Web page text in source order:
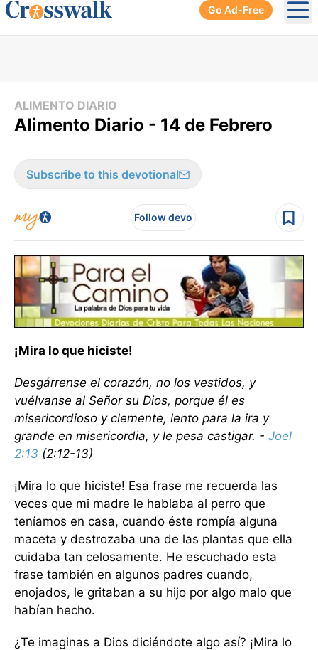
Go Ad-Free
ALIMENTO DIARIO
Alimento Diario - 14 de Febrero
Subscribe to this devotional
Follow devo
¡Mira lo que hiciste!
Desgárrense el corazón, no los vestidos, y
vuélvanse al Señor su Dios, porque él es
misericordioso y clemente, lento para la ira y
grande en misericordia, y le pesa castigar. - Joel
2:13 (2:12-13)
¡Mira lo que hiciste! Esa frase me recuerda las
veces que mi madre le hablaba al perro que
teníamos en casa, cuando éste rompía alguna
maceta y destrozaba una de las plantas que ella
cuidaba tan celosamente. He escuchado esta
frase también en algunos padres cuando,
enojados, le gritaban a su hijo por algo malo que
habían hecho.
¿Te imaginas a Dios diciéndote algo así? ¡Mira lo